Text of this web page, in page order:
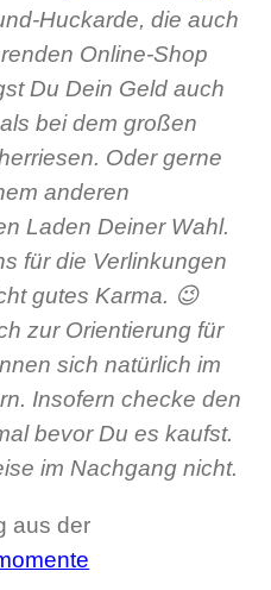
Huckarde, die auch
Online-Shop
Du Dein Geld auch
bei dem großen
Oder gerne
anderen
Laden Deiner Wahl.
für die Verlinkungen
gutes Karma. 😉
zur Orientierung für
sich natürlich im
Insofern checke den
bevor Du es kaufst.
im Nachgang nicht.
aus der